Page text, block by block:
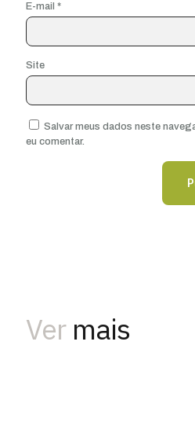
E-mail *
Site
Salvar meus dados neste
eu comentar.
Ver mais